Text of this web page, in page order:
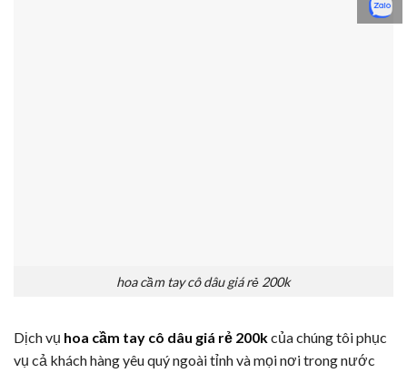
hoa cầm tay cô dâu giá rẻ 200k
Dịch vụ hoa cầm tay cô dâu giá rẻ 200kcủa chúng tôi phục
vụ cả khách hàng yêu quý ngoài tỉnh và mọi nơi trong nước